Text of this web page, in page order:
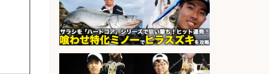
sponsored by 求人ボックス
福岡/未経験歓迎「ルート営業」/釣
り好き歓迎/インセンティブ
会社名 広松久水産株式会社
sponsored by 求人ボックス